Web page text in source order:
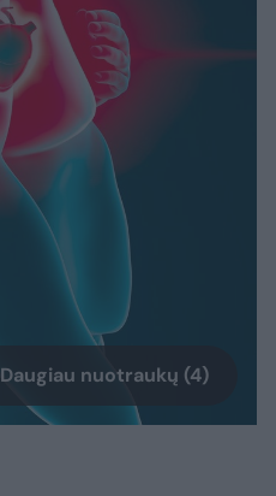
Daugiau nuotraukų (4)